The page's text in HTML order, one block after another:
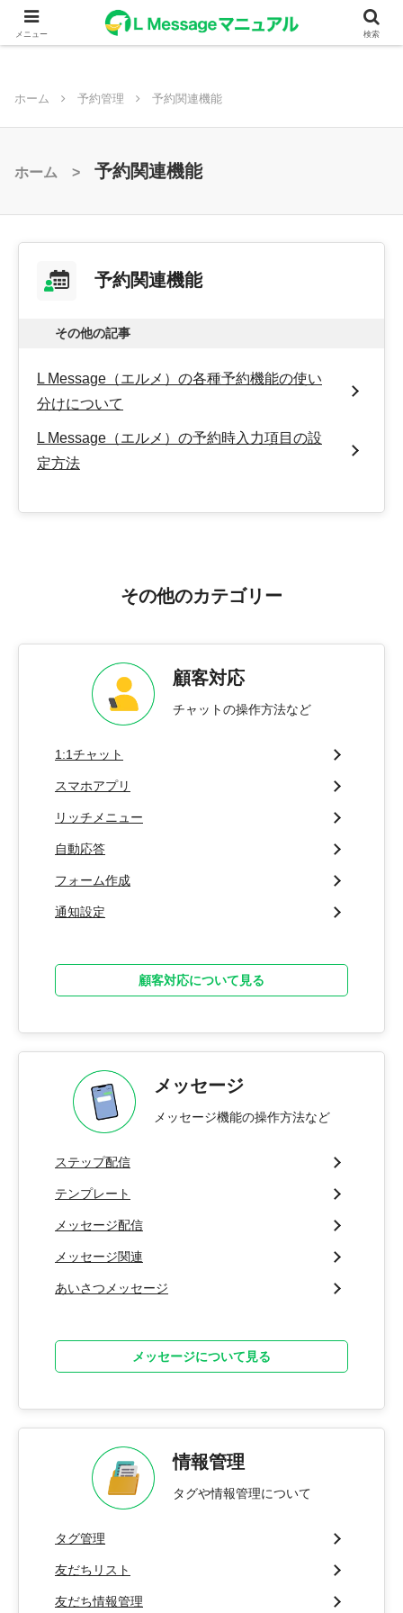
ホーム 予約管理 予約関連機能
ホーム > 予約関連機能
予約関連機能
その他の記事
L Message（エルメ）の各種予約機能の使い
分けについて
L Message（エルメ）の予約時入力項目の設
定方法
その他のカテゴリー
顧客対応
チャットの操作方法など
1:1チャット
スマホアプリ
リッチメニュー
自動応答
フォーム作成
通知設定
顧客対応について見る
メッセージ
メッセージ機能の操作方法など
ステップ配信
テンプレート
メッセージ配信
メッセージ関連
あいさつメッセージ
メッセージについて見る
情報管理
タグや情報管理について
タグ管理
友だちリスト
友だち情報管理
メニュー 検索